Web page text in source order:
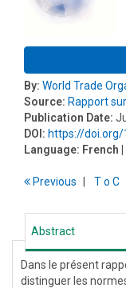
By: World Trade
Source: Rapport
Publication Date:
DOI: https://
Language: French
Previous To C
Abstract
Dans le présent
distinguer les